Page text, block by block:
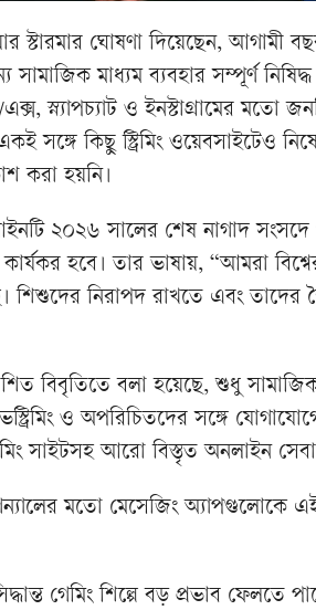
স্টারমার ঘোষণা দিয়েছেন, আগামী
মাধ্যম ব্যবহার সম্পূর্ণ
স্ন্যাপচ্যাট ও ইনস্টাগ্রামের মতো
সঙ্গে কিছু স্ট্রিমিং ওয়েবসাইটেও
করা হয়নি।
২০২৬ সালের শেষ নাগাদ
হবে। তার ভাষায়, “আমরা
শিশুদের নিরাপদ রাখতে এবং
বিবৃতিতে বলা হয়েছে, শুধু
ও অপরিচিতদের সঙ্গে
সাইটসহ আরো বিস্তৃত অনলাইন
মতো মেসেজিং অ্যাপগুলোকে
গেমিং শিল্পে বড় প্রভাব ফেলতে